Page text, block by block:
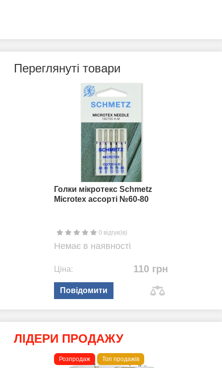
Переглянуті товари
Голки мікротекс Schmetz
Microtex ассорті №60-80
0 відгук(ів)
Немає в наявності
Ціна: 110 грн
Повідомити
ЛІДЕРИ ПРОДАЖУ
Розпродаж Топ продажів